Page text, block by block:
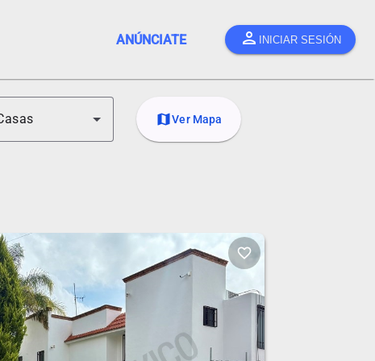
ANÚNCIATE person INICIAR SESIÓN
mapVer Mapa
favorite_border